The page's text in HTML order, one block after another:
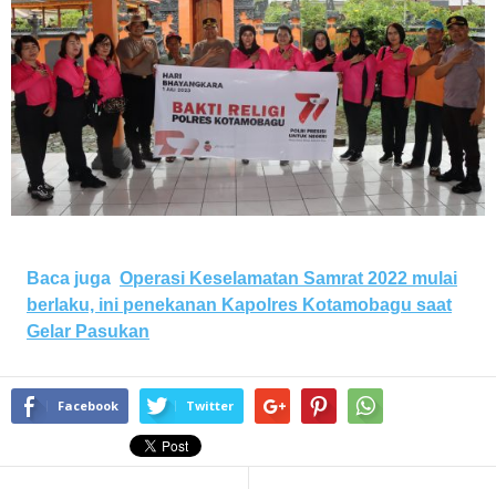
Baca juga Operasi Keselamatan Samrat 2022 mulai
berlaku, ini penekanan Kapolres Kotamobagu saat
Gelar Pasukan
Facebook Twitter